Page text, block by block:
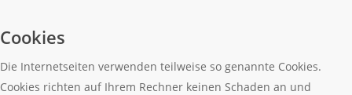
Cookies
Die Internetseiten verwenden teilweise so genannte Cookies.
Cookies richten auf Ihrem Rechner keinen Schaden an und